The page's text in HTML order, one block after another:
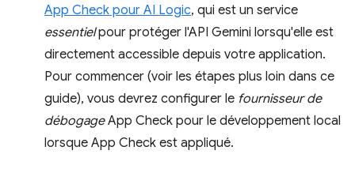
App Check pour AI Logic, qui est un service
essentielpour protéger l'API Gemini lorsqu'elle est
directement accessible depuis votre application.
Pour commencer (voir les étapes plus loin dans ce
guide), vous devrez configurer le fournisseur de
débogageApp Check pour le développement local
lorsque App Check est appliqué.